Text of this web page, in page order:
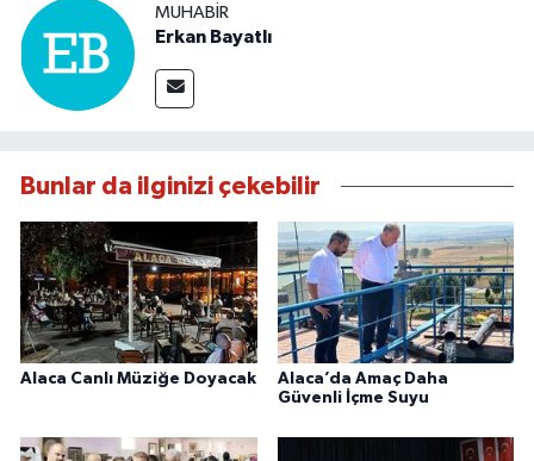
MUHABIR
Erkan Bayatlı
Bunlar da ilginizi çekebilir
Alaca Canlı Müziğe Doyacak
Alaca’da Amaç Daha
Güvenli İçme Suyu